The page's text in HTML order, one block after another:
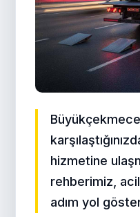
hizmetine
rehberimiz,
adım yol